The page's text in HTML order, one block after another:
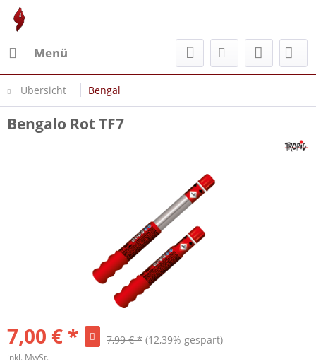
Menü
Übersicht Bengal
Bengalo Rot TF7
7,00 € * 7,99 € * (12,39% gespart)
inkl. MwSt.